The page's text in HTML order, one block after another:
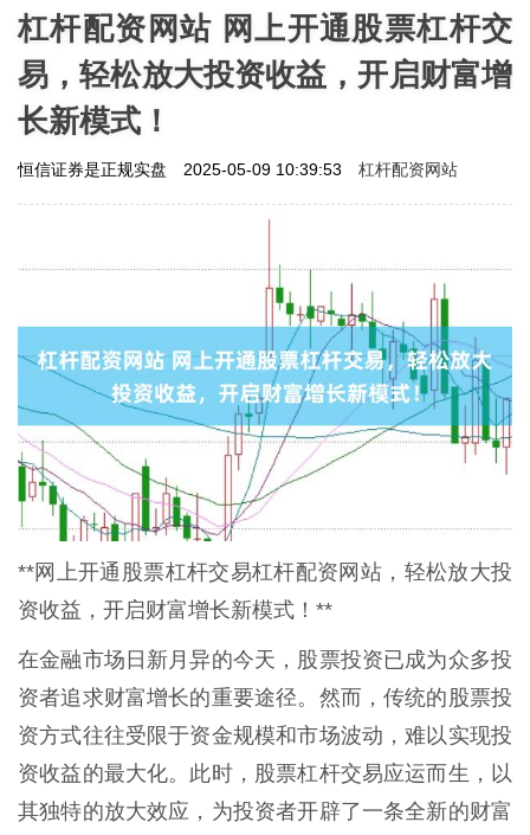
杠杆配资网站 网上开通股票杠杆交
易，轻松放大投资收益，开启财富增
长新模式！
恒信证券是正规实盘 2025-05-09 10:39:53 杠杆配资网站
**网上开通股票杠杆交易杠杆配资网站，轻松放大投
资收益，开启财富增长新模式！**
在金融市场日新月异的今天，股票投资已成为众多投
资者追求财富增长的重要途径。然而，传统的股票投
资方式往往受限于资金规模和市场波动，难以实现投
资收益的最大化。此时，股票杠杆交易应运而生，以
其独特的放大效应，为投资者开辟了一条全新的财富